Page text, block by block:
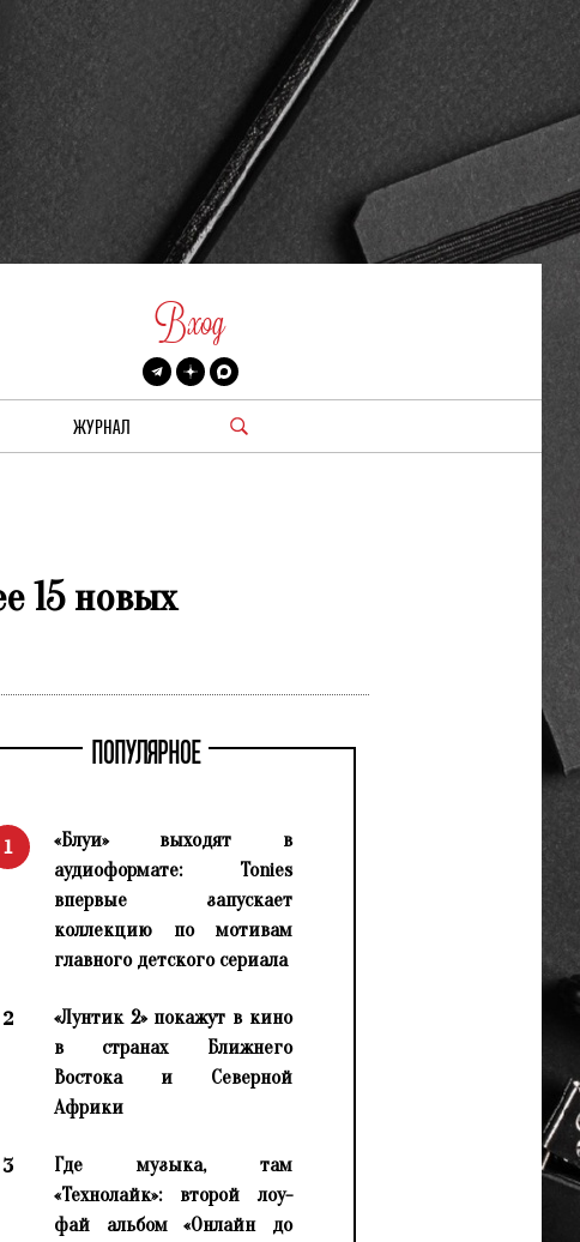
Вход
ЖУРНАЛ
15 новых
ПОПУЛЯРНОЕ
1
«Блуи» выходят в
аудиоформате: Tonies
впервые запускает
коллекцию по мотивам
главного детского сериала
2
«Лунтик 2» покажут в кино
в странах Ближнего
Востока и Северной
Африки
3
Где музыка, там
«Технолайк»: второй лоу-
фай альбом «Онлайн до